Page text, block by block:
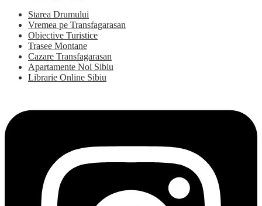
Starea Drumului
Vremea pe Transfagarasan
Obiective Turistice
Trasee Montane
Cazare Transfagarasan
Apartamente Noi Sibiu
Librarie Online Sibiu